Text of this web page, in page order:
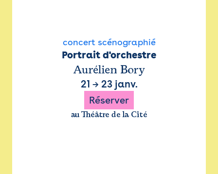
concert scénographié
Portrait d'orchestre
Aurélien Bory
21 → 23 janv.
Réserver
au Théâtre de la Cité